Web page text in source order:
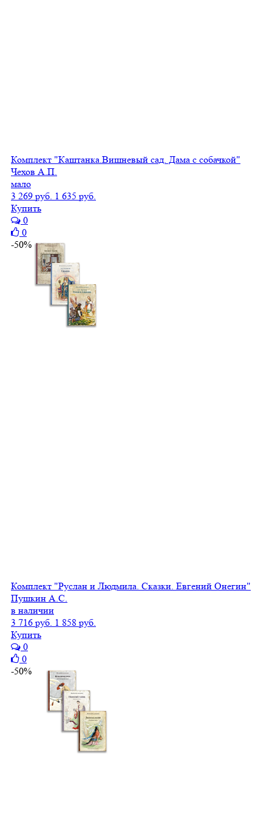
Комплект "Каштанка.Вишневый сад. Дама с собачкой"
Чехов А.П.
мало
3 269 руб. 1 635 руб.
Купить
0
0
-50%
Комплект "Руслан и Людмила. Сказки. Евгений Онегин"
Пушкин А.С.
в наличии
3 716 руб. 1 858 руб.
Купить
0
0
-50%